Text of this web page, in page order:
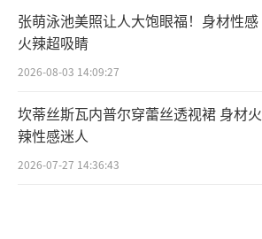
张萌泳池美照让人大饱眼福！身材性感
火辣超吸睛
2026-08-03 14:09:27
坎蒂丝斯瓦内普尔穿蕾丝透视裙 身材火
辣性感迷人
2026-07-27 14:36:43